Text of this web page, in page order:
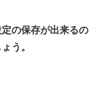
の保存が出来るの
う。